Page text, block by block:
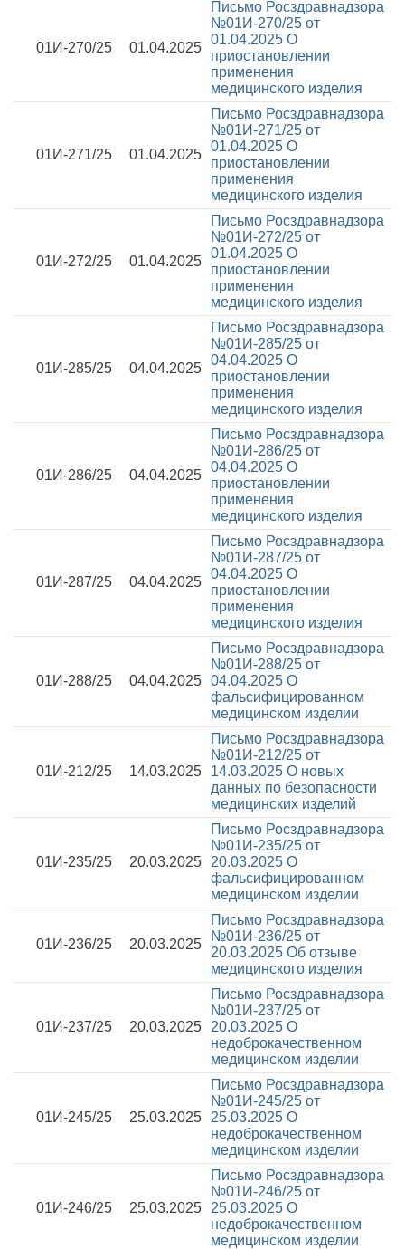
01И-270/25 01.04.2025
Письмо Росздравнадзора
№01И-270/25 от
01.04.2025 О
приостановлении
применения
медицинского изделия
01И-271/25 01.04.2025
Письмо Росздравнадзора
№01И-271/25 от
01.04.2025 О
приостановлении
применения
медицинского изделия
01И-272/25 01.04.2025
Письмо Росздравнадзора
№01И-272/25 от
01.04.2025 О
приостановлении
применения
медицинского изделия
01И-285/25 04.04.2025
Письмо Росздравнадзора
№01И-285/25 от
04.04.2025 О
приостановлении
применения
медицинского изделия
01И-286/25 04.04.2025
Письмо Росздравнадзора
№01И-286/25 от
04.04.2025 О
приостановлении
применения
медицинского изделия
01И-287/25 04.04.2025
Письмо Росздравнадзора
№01И-287/25 от
04.04.2025 О
приостановлении
применения
медицинского изделия
01И-288/25 04.04.2025
Письмо Росздравнадзора
№01И-288/25 от
04.04.2025 О
фальсифицированном
медицинском изделии
01И-212/25 14.03.2025
Письмо Росздравнадзора
№01И-212/25 от
14.03.2025 О новых
данных по безопасности
медицинских изделий
01И-235/25 20.03.2025
Письмо Росздравнадзора
№01И-235/25 от
20.03.2025 О
фальсифицированном
медицинском изделии
01И-236/25 20.03.2025
Письмо Росздравнадзора
№01И-236/25 от
20.03.2025 Об отзыве
медицинского изделия
01И-237/25 20.03.2025
Письмо Росздравнадзора
№01И-237/25 от
20.03.2025 О
недоброкачественном
медицинском изделии
01И-245/25 25.03.2025
Письмо Росздравнадзора
№01И-245/25 от
25.03.2025 О
недоброкачественном
медицинском изделии
01И-246/25 25.03.2025
Письмо Росздравнадзора
№01И-246/25 от
25.03.2025 О
недоброкачественном
медицинском изделии